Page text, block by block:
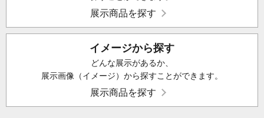
展示商品を探す
イメージから探す
どんな展示があるか、
展示画像（イメージ）から探すことができます。
展示商品を探す